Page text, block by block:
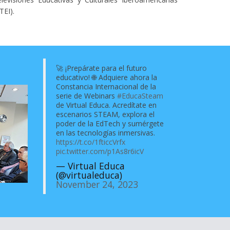
Educa para analizar la implementación de la
2030 y el Sistema Interamericano de
🚀 ¡Prepárate para el futuro
educativo! 🌐 Adquiere ahora la
Constancia Internacional de la
serie de Webinars #EducaSteam
de Virtual Educa. Acredítate en
escenarios STEAM, explora el
poder de la EdTech y sumérgete
en las tecnologías inmersivas.
https://t.co/1fticcVrfx
pic.twitter.com/p1As8r6icV
— Virtual Educa
(@virtualeduca)
November 24, 2023